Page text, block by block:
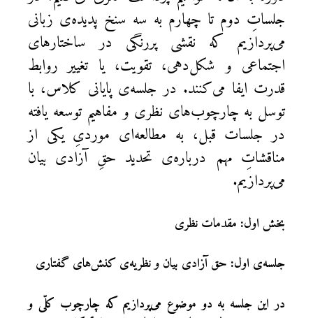
جلساتِ دوم تا چهارم به سه سنخ پدیده‌ی زبانی
می‌پردازیم که نقشی پررنگی در ساختارهای
اجتماعی و شکل‌دهی، تقویت، یا تغییر روابط
قدرت ایفا می‌کنند. در جلسه‌ی پایانی کلاس، با
توسل به چارچوب‌های نظری و مفاهیم توسعه یافته
در جلسات قبل، به مطالعه‌ای موردیِ یکی از
مناقشاتِ مهم درباره‌ی تحدید حقِ آزادی بیان
می‌پردازیم.
بخش اول: مقدمات نظری
جلسه‌ی اول: حق آزادی بیان و نظریه‌ی کنش‌های گفتاری
در این جلسه به دو موضوع می‌پردازیم که چارچوب کلّی و